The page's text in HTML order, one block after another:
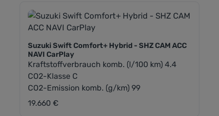
Suzuki Swift Comfort+ Hybrid - SHZ CAM ACC
NAVI CarPlay
Kraftstoffverbrauch komb. (l/100 km) 4.4
CO2-Klasse C
CO2-Emission komb. (g/km) 99
Regulärer Preis:
19.660 €